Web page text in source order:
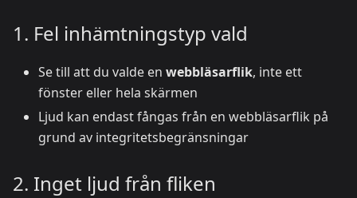
1. Fel inhämtningstyp vald
Se till att du valde en webbläsarflik, inte ett
fönster eller hela skärmen
Ljud kan endast fångas från en webbläsarflik på
grund av integritetsbegränsningar
2. Inget ljud från fliken